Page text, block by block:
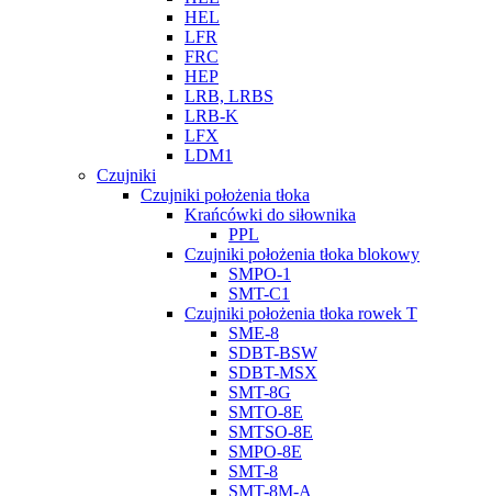
HEL
LFR
FRC
HEP
LRB, LRBS
LRB-K
LFX
LDM1
Czujniki
Czujniki położenia tłoka
Krańcówki do siłownika
PPL
Czujniki położenia tłoka blokowy
SMPO-1
SMT-C1
Czujniki położenia tłoka rowek T
SME-8
SDBT-BSW
SDBT-MSX
SMT-8G
SMTO-8E
SMTSO-8E
SMPO-8E
SMT-8
SMT-8M-A